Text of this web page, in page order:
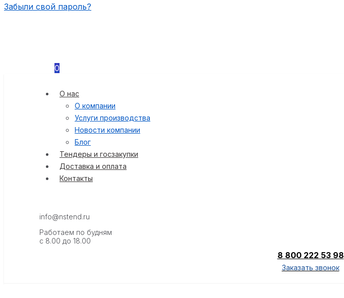
Забыли свой пароль?
0
О нас
О компании
Услуги производства
Новости компании
Блог
Тендеры и госзакупки
Доставка и оплата
Контакты
info@nstend.ru
Работаем по будням
с 8.00 до 18.00
8 800 222 53 98
Заказать звонок